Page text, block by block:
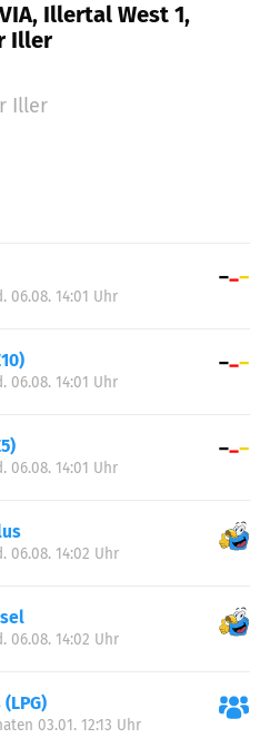
Illertal West 1,
Iller
Iller
00:00-23:59
00:00-23:59
06.08. 14:01 Uhr
06.08. 14:01 Uhr
06.08. 14:01 Uhr
06.08. 14:02 Uhr
06.08. 14:02 Uhr
03.01. 12:13 Uhr